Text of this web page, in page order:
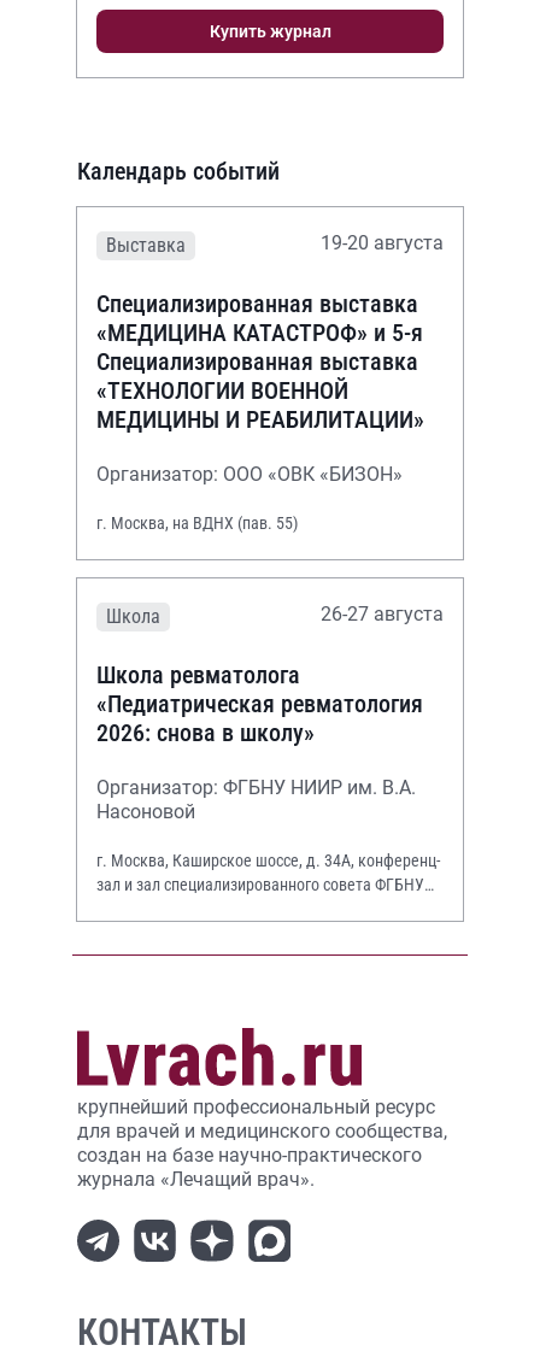
Купить журнал
Календарь событий
Выставка 19-20 августа
Специализированная выставка
«МЕДИЦИНА КАТАСТРОФ» и 5-я
Специализированная выставка
«ТЕХНОЛОГИИ ВОЕННОЙ
МЕДИЦИНЫ И РЕАБИЛИТАЦИИ»
Организатор: ООО «ОВК «БИЗОН»
г. Москва, на ВДНХ (пав. 55)
Школа 26-27 августа
Школа ревматолога
«Педиатрическая ревматология
2026: снова в школу»
Организатор: ФГБНУ НИИР им. В.А.
Насоновой
г. Москва, Каширское шоссе, д. 34А, конференц-
зал и зал специализированного совета ФГБНУ
крупнейший профессиональный ресурс
для врачей и медицинского сообщества,
создан на базе научно-практического
журнала «Лечащий врач».
КОНТАКТЫ